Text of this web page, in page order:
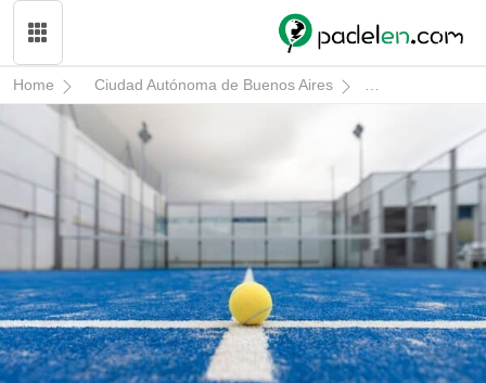
Home Ciudad Autónoma de Buenos Aires Mar del Plata